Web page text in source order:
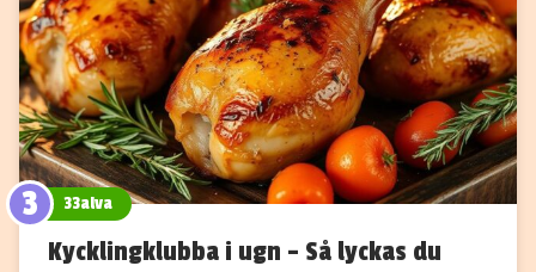
3 33alva
Kycklingklubba i ugn – Så lyckas du